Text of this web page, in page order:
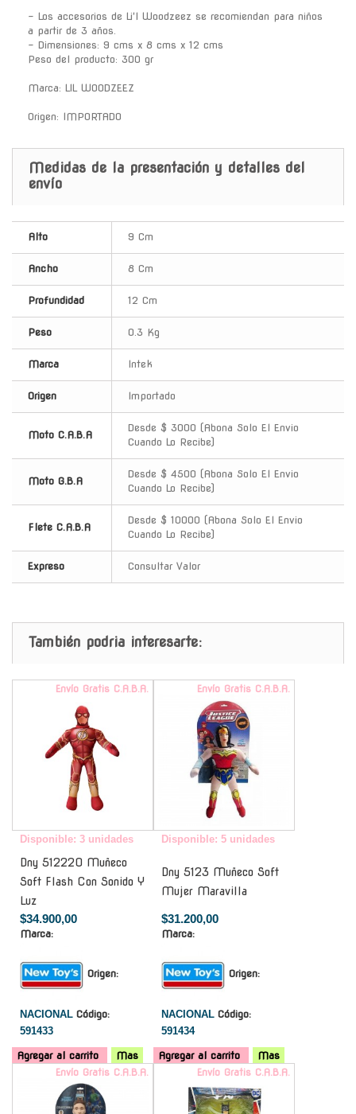
- Los accesorios de Li'l Woodzeez se recomiendan para niños
a partir de 3 años.
- Dimensiones: 9 cms x 8 cms x 12 cms
Peso del producto: 300 gr
Marca: LIL WOODZEEZ
Origen: IMPORTADO
Medidas de la presentación y detalles del
envío
Alto 9 Cm
Ancho 8 Cm
Profundidad 12 Cm
Peso 0.3 Kg
Marca Intek
Origen Importado
Moto C.A.B.A
Desde $ 3000 (Abona Solo El Envio
Cuando Lo Recibe)
Moto G.B.A
Desde $ 4500 (Abona Solo El Envio
Cuando Lo Recibe)
Flete C.A.B.A
Desde $ 10000 (Abona Solo El Envio
Cuando Lo Recibe)
Expreso Consultar Valor
También podria interesarte:
Envío Gratis C.A.B.A.
Disponible: 3 unidades
Dny 512220 Muñeco
Soft Flash Con Sonido Y
Luz
$34.900,00
Marca:
Origen:
NACIONAL Código:
591433
Agregar al carrito Mas
Envío Gratis C.A.B.A.
Disponible: 5 unidades
Dny 5123 Muñeco Soft
Mujer Maravilla
$31.200,00
Marca:
Origen:
NACIONAL Código:
591434
Agregar al carrito
Mas
Envío Gratis C.A.B.A.
Envío Gratis C.A.B.A.